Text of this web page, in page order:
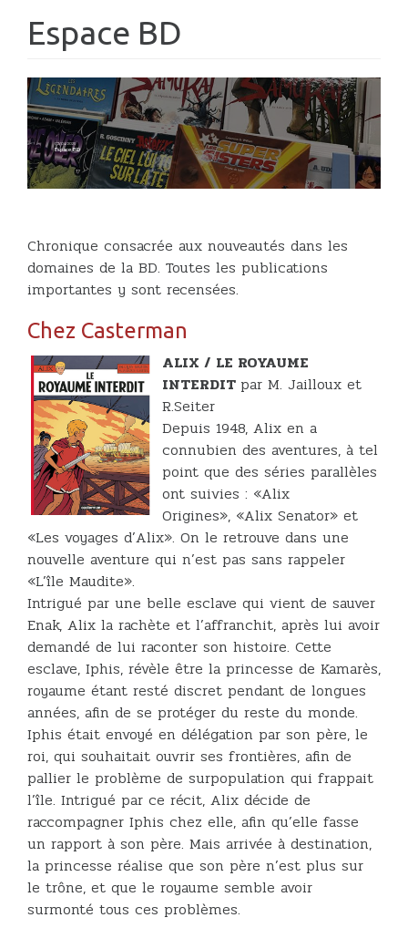
Espace BD
07/04/2025
Espace BD
Chronique consacrée aux nouveautés dans les
domaines de la BD. Toutes les publications
importantes y sont recensées.
Chez Casterman
ALIX / LE ROYAUME
INTERDIT par M. Jailloux et
R.Seiter
Depuis 1948, Alix en a
connubien des aventures, à tel
point que des séries parallèles
ont suivies : «Alix
Origines», «Alix Senator» et
«Les voyages d’Alix». On le retrouve dans une
nouvelle aventure qui n’est pas sans rappeler
«L’île Maudite».
Intrigué par une belle esclave qui vient de sauver
Enak, Alix la rachète et l’affranchit, après lui avoir
demandé de lui raconter son histoire. Cette
esclave, Iphis, révèle être la princesse de Kamarès,
royaume étant resté discret pendant de longues
années, afin de se protéger du reste du monde.
Iphis était envoyé en délégation par son père, le
roi, qui souhaitait ouvrir ses frontières, afin de
pallier le problème de surpopulation qui frappait
l’île. Intrigué par ce récit, Alix décide de
raccompagner Iphis chez elle, afin qu’elle fasse
un rapport à son père. Mais arrivée à destination,
la princesse réalise que son père n’est plus sur
le trône, et que le royaume semble avoir
surmonté tous ces problèmes.